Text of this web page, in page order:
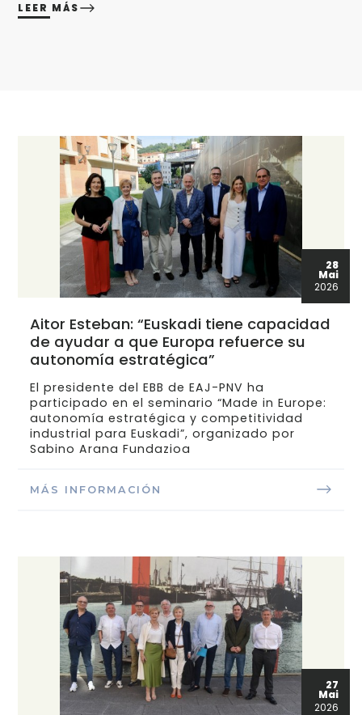
LEER MÁS
28
Mai
2026
Aitor Esteban: “Euskadi tiene capacidad
de ayudar a que Europa refuerce su
autonomía estratégica”
El presidente del EBB de EAJ-PNV ha
participado en el seminario “Made in Europe:
autonomía estratégica y competitividad
industrial para Euskadi”, organizado por
Sabino Arana Fundazioa
MÁS INFORMACIÓN
27
Mai
2026